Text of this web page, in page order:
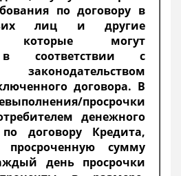
по договору в
лиц и другие
которые могут
в соответствии с
договора. В
просрочки
денежного
по договору Кредита,
сумму
день просрочки